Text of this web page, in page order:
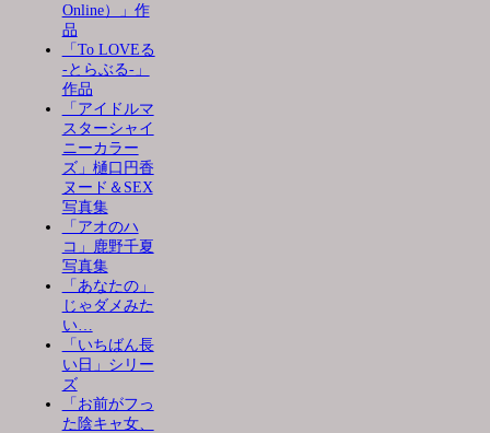
Online）」作
品
「To LOVEる
-とらぶる-」
作品
「アイドルマ
スターシャイ
ニーカラー
ズ」樋口円香
ヌード＆SEX
写真集
「アオのハ
コ」鹿野千夏
写真集
「あなたの」
じゃダメみた
い…
「いちばん長
い日」シリー
ズ
「お前がフっ
た陰キャ女、